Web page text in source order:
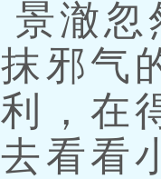
澈忽
抹邪
，在
看看